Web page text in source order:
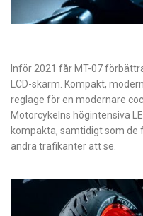
Inför 2021 får MT-07
LCD-skärm. Kompakt,
reglage för en modernare
Motorcykelns högintensiva
kompakta, samtidigt som
andra trafikanter att se.